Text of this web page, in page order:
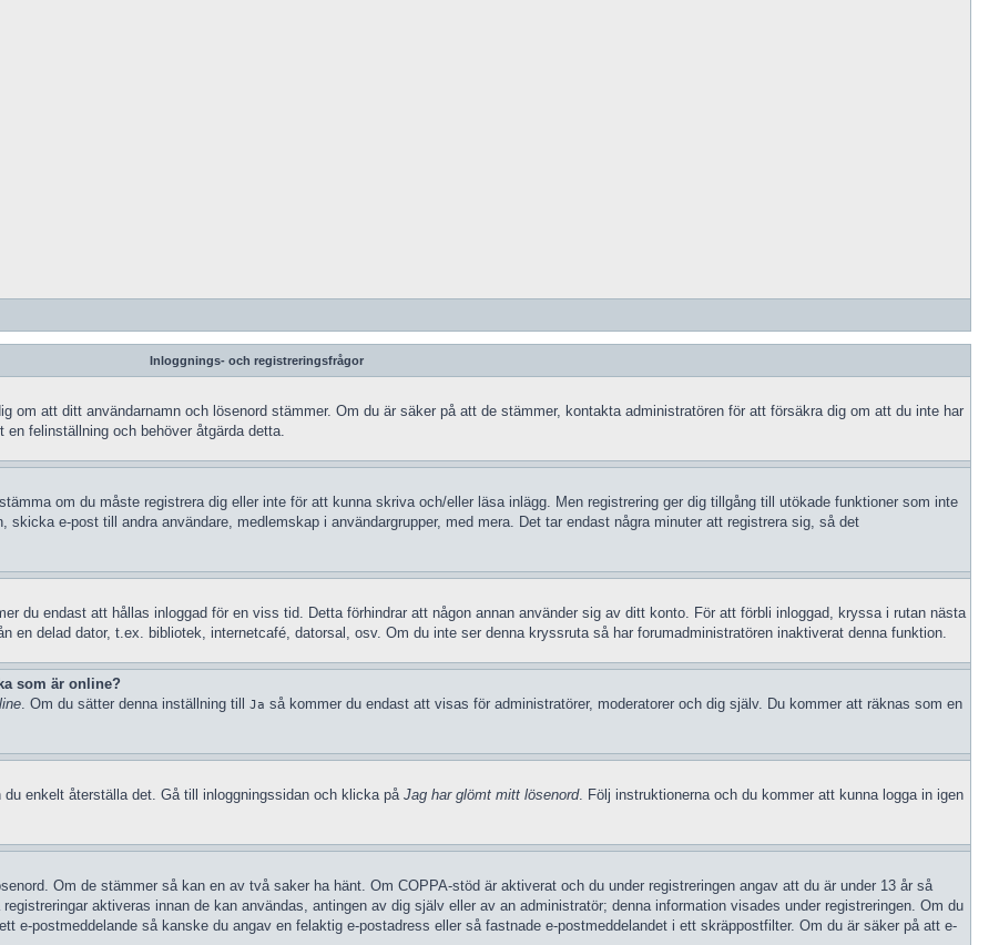
Inloggnings- och registreringsfrågor
om att ditt användarnamn och lösenord stämmer. Om du är säker på att de stämmer, kontakta administratören för att försäkra dig om att du inte har
felinställning och behöver åtgärda detta.
om du måste registrera dig eller inte för att kunna skriva och/eller läsa inlägg. Men registrering ger dig tillgång till utökade funktioner som inte
e-post till andra användare, medlemskap i användargrupper, med mera. Det tar endast några minuter att registrera sig, så det
du endast att hållas inloggad för en viss tid. Detta förhindrar att någon annan använder sig av ditt konto. För att förbli inloggad, kryssa i rutan nästa
en delad dator, t.ex. bibliotek, internetcafé, datorsal, osv. Om du inte ser denna kryssruta så har forumadministratören inaktiverat denna funktion.
som är online?
. Om du sätter denna inställning till Ja så kommer du endast att visas för administratörer, moderatorer och dig själv. Du kommer att räknas som en
enkelt återställa det. Gå till inloggningssidan och klicka på Jag har glömt mitt lösenord. Följ instruktionerna och du kommer att kunna logga in igen
Om de stämmer så kan en av två saker ha hänt. Om COPPA-stöd är aktiverat och du under registreringen angav att du är under 13 år så
aktiveras innan de kan användas, antingen av dig själv eller av an administratör; denna information visades under registreringen. Om du
e-postmeddelande så kanske du angav en felaktig e-postadress eller så fastnade e-postmeddelandet i ett skräppostfilter. Om du är säker på att e-